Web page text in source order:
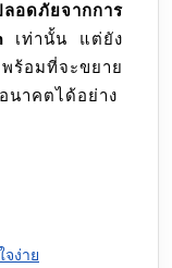
ลอดภัยจากการ
เท่านั้น แต่ยัง
ร้อมที่จะขยาย
นาคตได้อย่าง
จง่าย